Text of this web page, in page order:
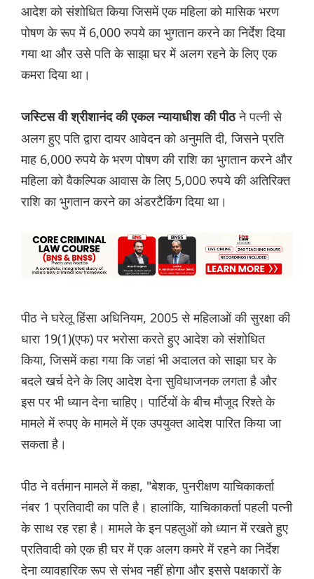
आदेश को संशोधित किया जिसमें एक महिला को मासिक भरण
पोषण के रूप में 6,000 रुपये का भुगतान करने का निर्देश दिया
गया था और उसे पति के साझा घर में अलग रहने के लिए एक
कमरा दिया था।
जस्टिस वी श्रीशानंद की एकल न्यायाधीश की पीठने पत्नी से
अलग हुए पति द्वारा दायर आवेदन को अनुमति दी, जिसने प्रति
माह 6,000 रुपये के भरण पोषण की राशि का भुगतान करने और
महिला को वैकल्पिक आवास के लिए 5,000 रुपये की अतिरिक्त
राशि का भुगतान करने का अंडरटैकिंग दिया था।
पीठ ने घरेलू हिंसा अधिनियम, 2005 से महिलाओं की सुरक्षा की
धारा 19(1)(एफ) पर भरोसा करते हुए आदेश को संशोधित
किया, जिसमें कहा गया कि जहां भी अदालत को साझा घर के
बदले खर्च देने के लिए आदेश देना सुविधाजनक लगता है और
इस पर भी ध्यान देना चाहिए। पार्टियों के बीच मौजूद रिश्ते के
मामले में रुपए के मामले में एक उपयुक्त आदेश पारित किया जा
सकता है।
पीठ ने वर्तमान मामले में कहा, "बेशक, पुनरीक्षण याचिकाकर्ता
नंबर 1 प्रतिवादी का पति है। हालांकि, याचिकाकर्ता पहली पत्नी
के साथ रह रहा है। मामले के इन पहलुओं को ध्यान में रखते हुए
प्रतिवादी को एक ही घर में एक अलग कमरे में रहने का निर्देश
देना व्यावहारिक रूप से संभव नहीं होगा और इससे पक्षकारों के